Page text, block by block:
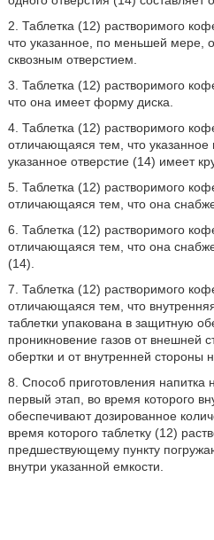
2. Таблетка (12) растворимого
что указанное, по меньшей мере,
сквозным отверстием.
3. Таблетка (12) растворимого
что она имеет форму диска.
4. Таблетка (12) растворимого
отличающаяся тем, что
указанное отверстие (14) имеет
5. Таблетка (12) растворимого
отличающаяся тем, что она
6. Таблетка (12) растворимого
отличающаяся тем, что она
(14).
7. Таблетка (12) растворимого
отличающаяся тем, что
таблетки упакована в защитную
проникновение газов от внешней
обертки и от внутренней стороны
8. Способ приготовления
первый этап, во время которого
обеспечивают дозированное
время которого таблетку (12)
предшествующему пункту
внутри указанной емкости.